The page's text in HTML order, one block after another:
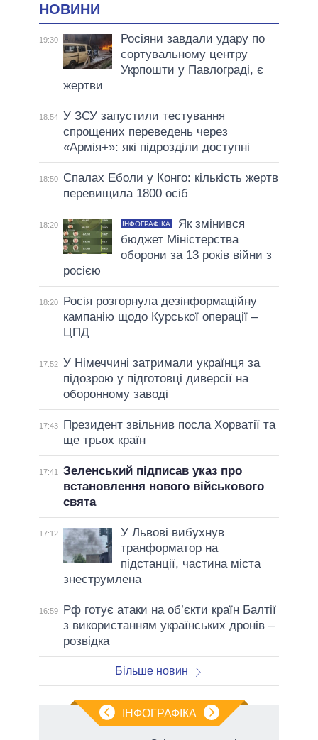
НОВИНИ
19:30
Росіяни завдали удару по
сортувальному центру
Укрпошти у Павлограді, є
жертви
18:54 У ЗСУ запустили тестування
спрощених переведень через
«Армія+»: які підрозділи доступні
18:50
Спалах Еболи у Конго: кількість жертв
перевищила 1800 осіб
18:20 ІНФОГРАФІКА
Як змінився
бюджет Міністерства
оборони за 13 років війни з
росією
18:20
Росія розгорнула дезінформаційну
кампанію щодо Курської операції –
ЦПД
17:52 У Німеччині затримали українця за
підозрою у підготовці диверсії на
оборонному заводі
17:43
Президент звільнив посла Хорватії та
ще трьох країн
17:41
Зеленський підписав указ про
встановлення нового військового
свята
17:12
У Львові вибухнув
транформатор на
підстанції, частина міста
знеструмлена
16:59
Рф готує атаки на об’єкти країн Балтії
з використанням українських дронів –
розвідка
Більше новин
ІНФОГРАФІКА